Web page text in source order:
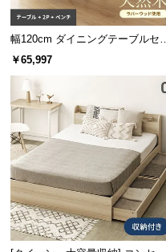
グ
企
業
情
報
幅120cm ダイニングテーブルセッ
ト ソファダイニング 3点セット C
￥65,997